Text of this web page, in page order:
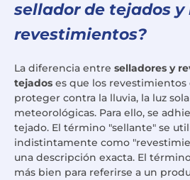
sellador de tejados y
revestimientos?
La diferencia entre selladores y
tejados es que los revestimientos
proteger contra la lluvia, la luz
meteorológicas. Para ello, se
tejado. El término "sellante" se
indistintamente como
una descripción exacta. El
más bien para referirse a un